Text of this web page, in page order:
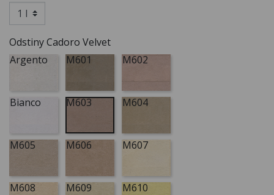
Odstiny Cadoro Velvet
Argento
M601 M602
Bianco M603 M604
M605 M606 M607
M608 M609 M610